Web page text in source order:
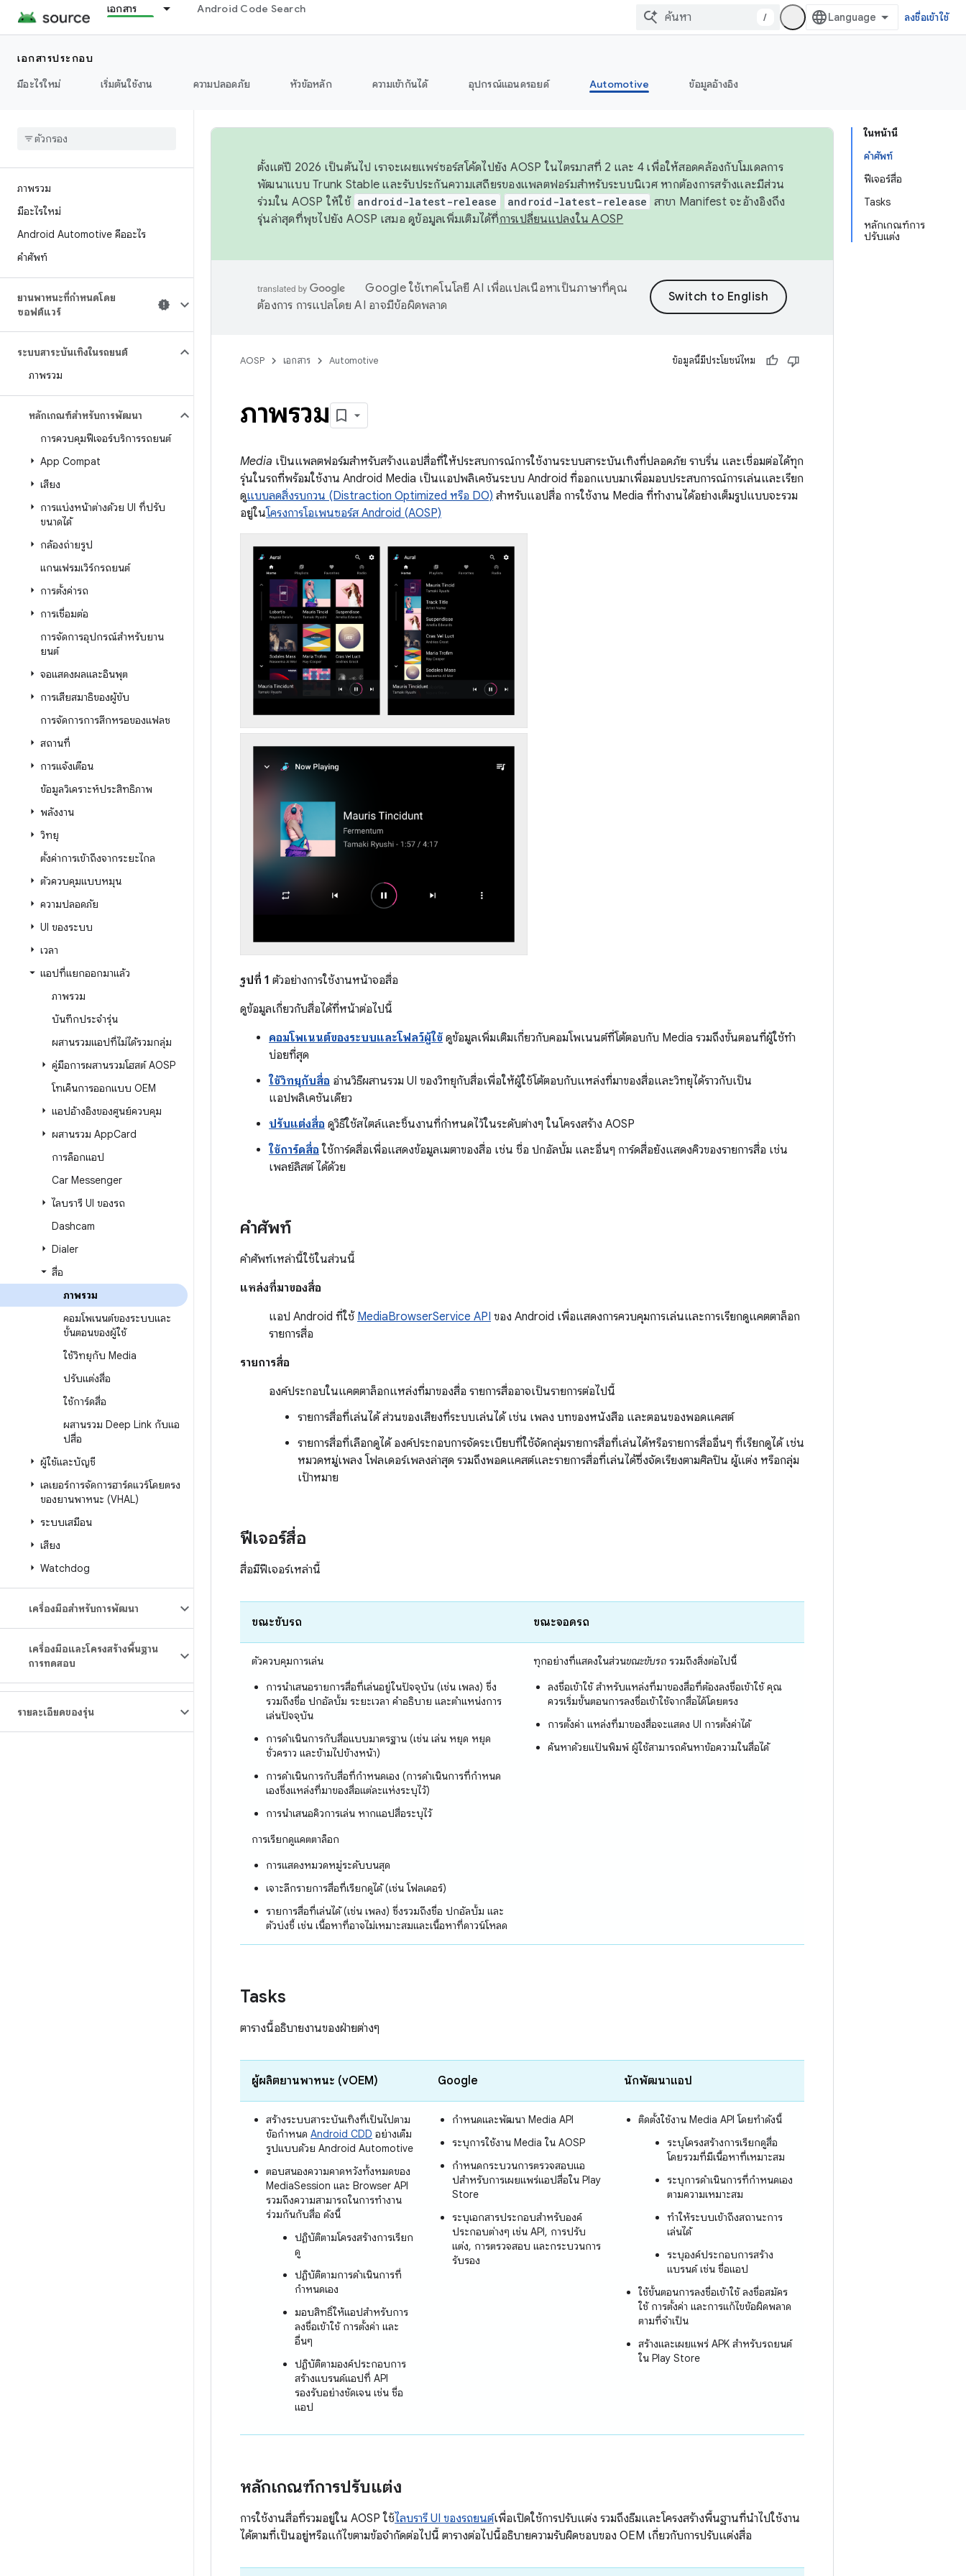
เอกสาร Android Code Search
/ ลงชื่อเข้าใช้
เอกสารประกอบ
มีอะไรใหม่
เริ่มต้นใช้งาน ความปลอดภัย หัวข้อหลัก ความเข้ากันได้ อุปกรณ์แอนดรอยด์ Automotive ข้อมูลอ้างอิง
ภาพรวม
มีอะไรใหม่
Android Automotive คืออะไร
คำศัพท์
ยานพาหนะที่กำหนดโดย
ซอฟต์แวร์
ระบบสาระบันเทิงในรถยนต์
ภาพรวม
หลักเกณฑ์สำหรับการพัฒนา
การควบคุมฟีเจอร์บริการรถยนต์
App Compat
เสียง
การแบ่งหน้าต่างด้วย UI ที่ปรับ
ขนาดได้
กล้องถ่ายรูป
แกนเฟรมเวิร์กรถยนต์
การตั้งค่ารถ
การเชื่อมต่อ
การจัดการอุปกรณ์สำหรับยาน
ยนต์
จอแสดงผลและอินพุต
การเสียสมาธิของผู้ขับ
การจัดการการสึกหรอของแฟลช
สถานที่
การแจ้งเตือน
ข้อมูลวิเคราะห์ประสิทธิภาพ
พลังงาน
วิทยุ
ตั้งค่าการเข้าถึงจากระยะไกล
ตัวควบคุมแบบหมุน
ความปลอดภัย
UI ของระบบ
เวลา
แอปที่แยกออกมาแล้ว
ภาพรวม
บันทึกประจำรุ่น
ผสานรวมแอปที่ไม่ได้รวมกลุ่ม
คู่มือการผสานรวมโฮสต์ AOSP
โทเค็นการออกแบบ OEM
แอปอ้างอิงของศูนย์ควบคุม
ผสานรวม AppCard
การล็อกแอป
Car Messenger
ไลบรารี UI ของรถ
Dashcam
Dialer
สื่อ
ภาพรวม
คอมโพเนนต์ของระบบและ
ขั้นตอนของผู้ใช้
ใช้วิทยุกับ Media
ปรับแต่งสื่อ
ใช้การ์ดสื่อ
ผสานรวม Deep Link กับแอ
ปสื่อ
ผู้ใช้และบัญชี
เลเยอร์การจัดการฮาร์ดแวร์โดยตรง
ของยานพาหนะ (VHAL)
ระบบเสมือน
เสียง
Watchdog
เครื่องมือสำหรับการพัฒนา
เครื่องมือและโครงสร้างพื้นฐาน
การทดสอบ
รายละเอียดของรุ่น
ในหน้านี้
คำศัพท์
ฟีเจอร์สื่อ
Tasks
หลักเกณฑ์การ
ปรับแต่ง
ตั้งแต่ปี 2026 เป็นต้นไป เราจะเผยแพร่ซอร์สโค้ดไปยัง AOSP ในไตรมาสที่ 2 และ 4 เพื่อให้สอดคล้องกับโมเดลการ
พัฒนาแบบ Trunk Stable และรับประกันความเสถียรของแพลตฟอร์มสำหรับระบบนิเวศ หากต้องการสร้างและมีส่วน
ร่วมใน AOSP ให้ใช้ android-latest-release android-latest-release สาขา Manifest จะอ้างอิงถึง
รุ่นล่าสุดที่พุชไปยัง AOSP เสมอ ดูข้อมูลเพิ่มเติมได้ที่การเปลี่ยนแปลงใน AOSP
Google ใช้เทคโนโลยี AI เพื่อแปลเนื้อหาเป็นภาษาที่คุณ
ต้องการ การแปลโดย AI อาจมีข้อผิดพลาด
AOSP เอกสาร Automotive ข้อมูลนี้มีประโยชน์ไหม
ภาพรวม
Media เป็นแพลตฟอร์มสําหรับสร้างแอปสื่อที่ให้ประสบการณ์การใช้งานระบบสาระบันเทิงที่ปลอดภัย ราบรื่น และเชื่อมต่อได้ทุก
รุ่นในรถที่พร้อมใช้งาน Android Media เป็นแอปพลิเคชันระบบ Android ที่ออกแบบมาเพื่อมอบประสบการณ์การเล่นและเรียก
ดูแบบลดสิ่งรบกวน (Distraction Optimized หรือ DO) สำหรับแอปสื่อ การใช้งาน Media ที่ทำงานได้อย่างเต็มรูปแบบจะรวม
อยู่ในโครงการโอเพนซอร์ส Android (AOSP)
รูปที่ 1 ตัวอย่างการใช้งานหน้าจอสื่อ
ดูข้อมูลเกี่ยวกับสื่อได้ที่หน้าต่อไปนี้
คอมโพเนนต์ของระบบและโฟลว์ผู้ใช้ ดูข้อมูลเพิ่มเติมเกี่ยวกับคอมโพเนนต์ที่โต้ตอบกับ Media รวมถึงขั้นตอนที่ผู้ใช้ทํา
บ่อยที่สุด
ใช้วิทยุกับสื่อ อ่านวิธีผสานรวม UI ของวิทยุกับสื่อเพื่อให้ผู้ใช้โต้ตอบกับแหล่งที่มาของสื่อและวิทยุได้ราวกับเป็น
แอปพลิเคชันเดียว
ปรับแต่งสื่อ ดูวิธีใช้สไตล์และชิ้นงานที่กําหนดไว้ในระดับต่างๆ ในโครงสร้าง AOSP
ใช้การ์ดสื่อ ใช้การ์ดสื่อเพื่อแสดงข้อมูลเมตาของสื่อ เช่น ชื่อ ปกอัลบั้ม และอื่นๆ การ์ดสื่อยังแสดงคิวของรายการสื่อ เช่น
เพลย์ลิสต์ ได้ด้วย
คำศัพท์
คำศัพท์เหล่านี้ใช้ในส่วนนี้
แหล่งที่มาของสื่อ
แอป Android ที่ใช้ MediaBrowserService API ของ Android เพื่อแสดงการควบคุมการเล่นและการเรียกดูแคตตาล็อก
รายการสื่อ
รายการสื่อ
องค์ประกอบในแคตตาล็อกแหล่งที่มาของสื่อ รายการสื่ออาจเป็นรายการต่อไปนี้
รายการสื่อที่เล่นได้ ส่วนของเสียงที่ระบบเล่นได้ เช่น เพลง บทของหนังสือ และตอนของพอดแคสต์
รายการสื่อที่เลือกดูได้ องค์ประกอบการจัดระเบียบที่ใช้จัดกลุ่มรายการสื่อที่เล่นได้หรือรายการสื่ออื่นๆ ที่เรียกดูได้ เช่น
หมวดหมู่เพลง โฟลเดอร์เพลงล่าสุด รวมถึงพอดแคสต์และรายการสื่อที่เล่นได้ซึ่งจัดเรียงตามศิลปิน ผู้แต่ง หรือกลุ่ม
เป้าหมาย
ฟีเจอร์สื่อ
สื่อมีฟีเจอร์เหล่านี้
ขณะขับรถ ขณะจอดรถ
ตัวควบคุมการเล่น
การนำเสนอรายการสื่อที่เล่นอยู่ในปัจจุบัน (เช่น เพลง) ซึ่ง
รวมถึงชื่อ ปกอัลบั้ม ระยะเวลา คำอธิบาย และตำแหน่งการ
เล่นปัจจุบัน
การดำเนินการกับสื่อแบบมาตรฐาน (เช่น เล่น หยุด หยุด
ชั่วคราว และข้ามไปข้างหน้า)
การดำเนินการกับสื่อที่กำหนดเอง (การดำเนินการที่กำหนด
เองซึ่งแหล่งที่มาของสื่อแต่ละแห่งระบุไว้)
การนำเสนอคิวการเล่น หากแอปสื่อระบุไว้
การเรียกดูแคตตาล็อก
การแสดงหมวดหมู่ระดับบนสุด
เจาะลึกรายการสื่อที่เรียกดูได้ (เช่น โฟลเดอร์)
รายการสื่อที่เล่นได้ (เช่น เพลง) ซึ่งรวมถึงชื่อ ปกอัลบั้ม และ
ตัวบ่งชี้ เช่น เนื้อหาที่อาจไม่เหมาะสมและเนื้อหาที่ดาวน์โหลด
ทุกอย่างที่แสดงในส่วนขณะขับรถ รวมถึงสิ่งต่อไปนี้
ลงชื่อเข้าใช้ สำหรับแหล่งที่มาของสื่อที่ต้องลงชื่อเข้าใช้ คุณ
ควรเริ่มขั้นตอนการลงชื่อเข้าใช้จากสื่อได้โดยตรง
การตั้งค่า แหล่งที่มาของสื่อจะแสดง UI การตั้งค่าได้
ค้นหาด้วยแป้นพิมพ์ ผู้ใช้สามารถค้นหาข้อความในสื่อได้
Tasks
ตารางนี้อธิบายงานของฝ่ายต่างๆ
ผู้ผลิตยานพาหนะ (vOEM) Google นักพัฒนาแอป
สร้างระบบสาระบันเทิงที่เป็นไปตาม
ข้อกำหนด Android CDD อย่างเต็ม
รูปแบบด้วย Android Automotive
ตอบสนองความคาดหวังทั้งหมดของ
MediaSession และ Browser API
รวมถึงความสามารถในการทำงาน
ร่วมกันกับสื่อ ดังนี้
ปฏิบัติตามโครงสร้างการเรียก
ดู
ปฏิบัติตามการดําเนินการที่
กำหนดเอง
มอบสิทธิ์ให้แอปสำหรับการ
ลงชื่อเข้าใช้ การตั้งค่า และ
อื่นๆ
ปฏิบัติตามองค์ประกอบการ
สร้างแบรนด์แอปที่ API
รองรับอย่างชัดเจน เช่น ชื่อ
แอป
กําหนดและพัฒนา Media API
ระบุการใช้งาน Media ใน AOSP
กําหนดกระบวนการตรวจสอบแอ
ปสําหรับการเผยแพร่แอปสื่อใน Play
Store
ระบุเอกสารประกอบสำหรับองค์
ประกอบต่างๆ เช่น API, การปรับ
แต่ง, การตรวจสอบ และกระบวนการ
รับรอง
ติดตั้งใช้งาน Media API โดยทำดังนี้
ระบุโครงสร้างการเรียกดูสื่อ
โดยรวมที่มีเนื้อหาที่เหมาะสม
ระบุการดําเนินการที่กำหนดเอง
ตามความเหมาะสม
ทำให้ระบบเข้าถึงสถานะการ
เล่นได้
ระบุองค์ประกอบการสร้าง
แบรนด์ เช่น ชื่อแอป
ใช้ขั้นตอนการลงชื่อเข้าใช้ ลงชื่อสมัคร
ใช้ การตั้งค่า และการแก้ไขข้อผิดพลาด
ตามที่จำเป็น
สร้างและเผยแพร่ APK สำหรับรถยนต์
ใน Play Store
หลักเกณฑ์การปรับแต่ง
การใช้งานสื่อที่รวมอยู่ใน AOSP ใช้ไลบรารี UI ของรถยนต์เพื่อเปิดใช้การปรับแต่ง รวมถึงธีมและโครงสร้างพื้นฐานที่นำไปใช้งาน
ได้ตามที่เป็นอยู่หรือแก้ไขตามข้อจำกัดต่อไปนี้ ตารางต่อไปนี้อธิบายความรับผิดชอบของ OEM เกี่ยวกับการปรับแต่งสื่อ